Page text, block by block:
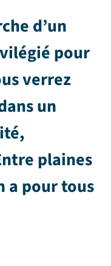
d’un
pour
verrez
un
plaines
a pour tous